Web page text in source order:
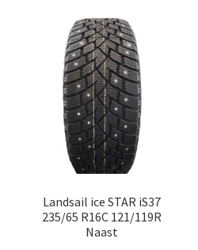
Landsail ice STAR iS37
235/65 R16C 121/119R
Naast